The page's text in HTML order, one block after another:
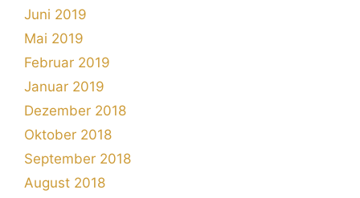
Juni 2019
Mai 2019
Februar 2019
Januar 2019
Dezember 2018
Oktober 2018
September 2018
August 2018